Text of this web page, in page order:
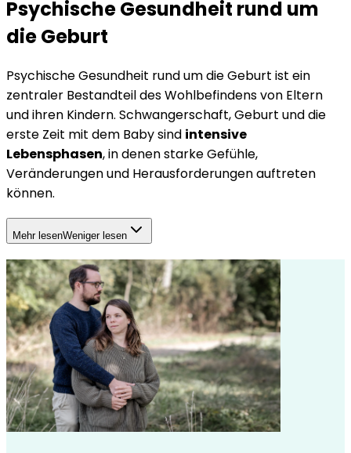
Psychische Gesundheit rund um
die Geburt
Psychische Gesundheit rund um die Geburt ist ein
zentraler Bestandteil des Wohlbefindens von Eltern
und ihren Kindern. Schwangerschaft, Geburt und die
erste Zeit mit dem Baby sind intensive
Lebensphasen, in denen starke Gefühle,
Veränderungen und Herausforderungen auftreten
können.
Mehr lesenWeniger lesen